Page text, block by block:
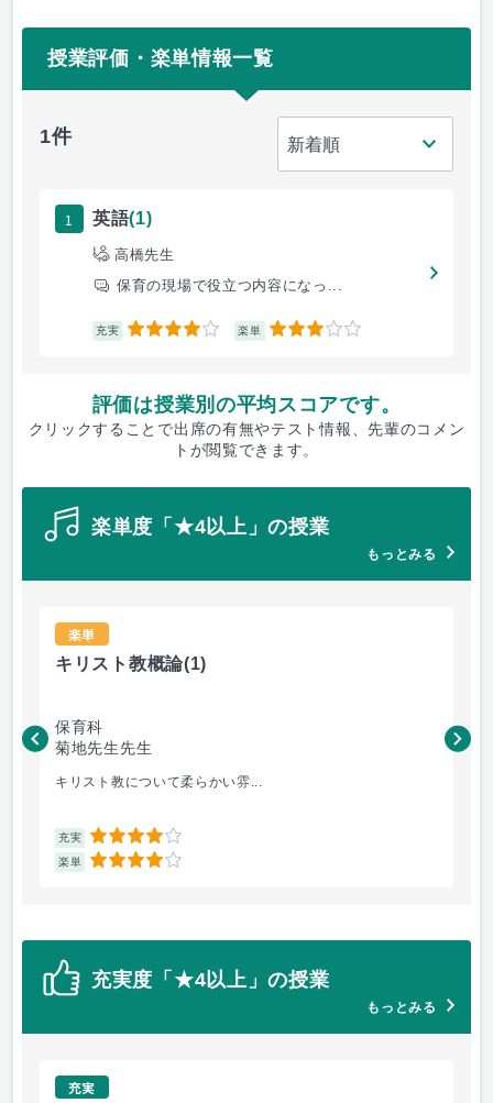
授業評価・楽単情報一覧
1件
1 英語(1)
高橋先生
保育の現場で役立つ内容になっ...
充実 4 楽単 3
評価は授業別の平均スコアです。
クリックすることで出席の有無やテスト情報、先輩のコメン
トが閲覧できます。
楽単度「★4以上」の授業
もっとみる
楽単
キリスト教概論(1)
保育科
菊地先生先生
キリスト教について柔らかい雰...
充実 4
楽単 4
松
充実度「★4以上」の授業
もっとみる
充実